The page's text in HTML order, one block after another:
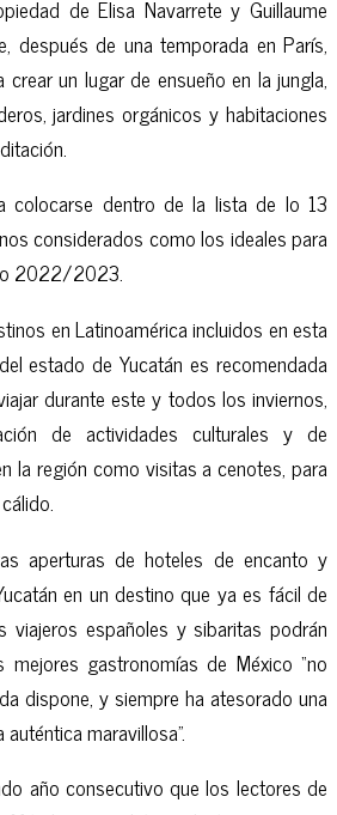
de Elisa Navarrete y Guillaume
después de una temporada en París,
un lugar de ensueño en la jungla,
jardines orgánicos y habitaciones
colocarse dentro de la lista de lo 13
considerados como los ideales para
2022/2023.
en Latinoamérica incluidos en esta
estado de Yucatán es recomendada
durante este y todos los inviernos,
de actividades culturales y de
la región como visitas a cenotes, para
aperturas de hoteles de encanto y
en un destino que ya es fácil de
viajeros españoles y sibaritas podrán
gastronomías de México “no
dispone, y siempre ha atesorado una
maravillosa”.
año consecutivo que los lectores de